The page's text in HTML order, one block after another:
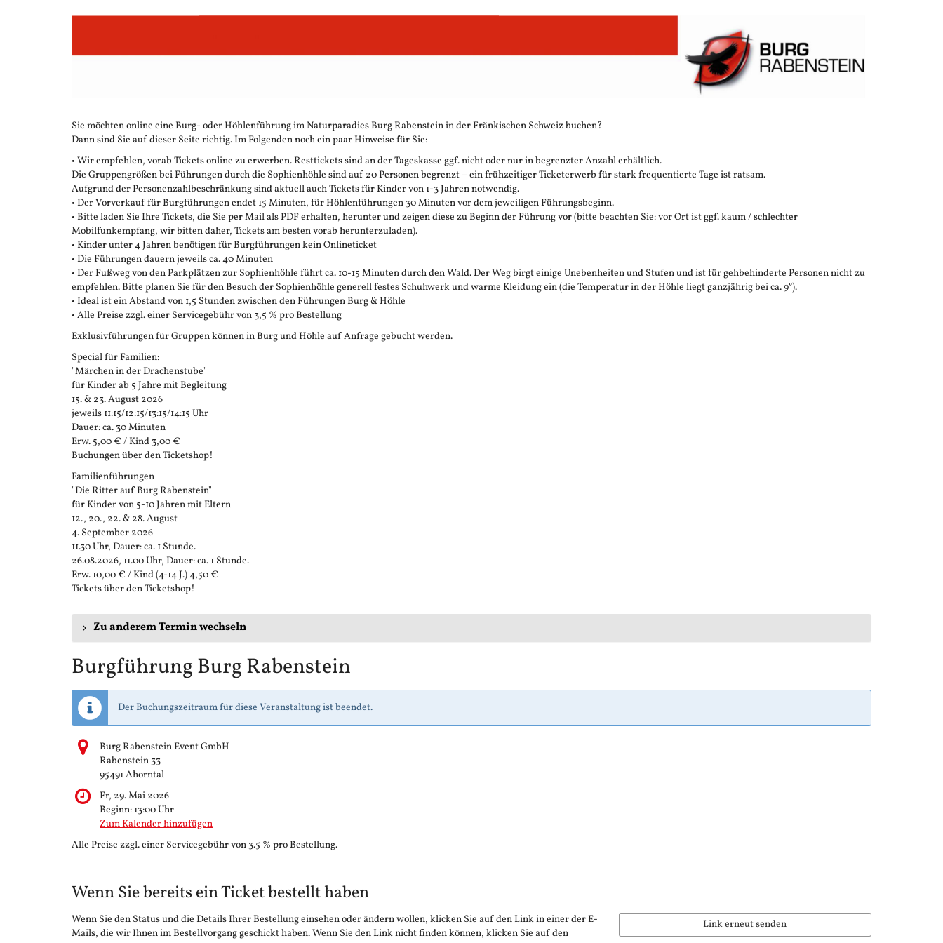
Sie möchten online eine Burg- oder Höhlenführung im Naturparadies Burg Rabenstein in der Fränkischen Schweiz buchen?
Dann sind Sie auf dieser Seite richtig. Im Folgenden noch ein paar Hinweise für Sie:
• Wir empfehlen, vorab Tickets online zu erwerben. Resttickets sind an der Tageskasse ggf. nicht oder nur in begrenzter Anzahl erhältlich.
Die Gruppengrößen bei Führungen durch die Sophienhöhle sind auf 20 Personen begrenzt – ein frühzeitiger Ticketerwerb für stark frequentierte Tage ist ratsam.
Aufgrund der Personenzahlbeschränkung sind aktuell auch Tickets für Kinder von 1-3 Jahren notwendig.
• Der Vorverkauf für Burgführungen endet 15 Minuten, für Höhlenführungen 30 Minuten vor dem jeweiligen Führungsbeginn.
• Bitte laden Sie Ihre Tickets, die Sie per Mail als PDF erhalten, herunter und zeigen diese zu Beginn der Führung vor (bitte beachten Sie: vor Ort ist ggf. kaum / schlechter
Mobilfunkempfang, wir bitten daher, Tickets am besten vorab herunterzuladen).
• Kinder unter 4 Jahren benötigen für Burgführungen kein Onlineticket
• Die Führungen dauern jeweils ca. 40 Minuten
• Der Fußweg von den Parkplätzen zur Sophienhöhle führt ca. 10-15 Minuten durch den Wald. Der Weg birgt einige Unebenheiten und Stufen und ist für gehbehinderte Personen nicht zu
empfehlen. Bitte planen Sie für den Besuch der Sophienhöhle generell festes Schuhwerk und warme Kleidung ein (die Temperatur in der Höhle liegt ganzjährig bei ca. 9°).
• Ideal ist ein Abstand von 1,5 Stunden zwischen den Führungen Burg & Höhle
• Alle Preise zzgl. einer Servicegebühr von 3,5 % pro Bestellung
Exklusivführungen für Gruppen können in Burg und Höhle auf Anfrage gebucht werden.
Special für Familien:
"Märchen in der Drachenstube"
für Kinder ab 5 Jahre mit Begleitung
15. & 23. August 2026
jeweils 11:15/12:15/13:15/14:15 Uhr
Dauer: ca. 30 Minuten
Erw. 5,00 € / Kind 3,00 €
Buchungen über den Ticketshop!
Familienführungen
"Die Ritter auf Burg Rabenstein"
für Kinder von 5-10 Jahren mit Eltern
12., 20., 22. & 28. August
4. September 2026
11.30 Uhr, Dauer: ca. 1 Stunde.
26.08.2026, 11.00 Uhr, Dauer: ca. 1 Stunde.
Erw. 10,00 € / Kind (4-14 J.) 4,50 €
Tickets über den Ticketshop!
Zu anderem Termin wechseln
Burgführung Burg Rabenstein
Der Buchungszeitraum für diese Veranstaltung ist beendet.
Burg Rabenstein Event GmbH
Rabenstein 33
95491 Ahorntal
Fr, 29. Mai 2026
Beginn: 13:00Uhr
Zum Kalender hinzufügen
Alle Preise zzgl. einer Servicegebühr von 3.5 % pro Bestellung.
Wenn Sie bereits ein Ticket bestellt haben
Wenn Sie den Status und die Details Ihrer Bestellung einsehen oder ändern wollen, klicken Sie auf den Link in einer der E-
Mails, die wir Ihnen im Bestellvorgang geschickt haben. Wenn Sie den Link nicht finden können, klicken Sie auf den
Link erneut senden